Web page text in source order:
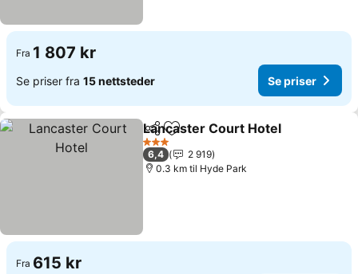
Fra 1 807 kr
Se priser fra 15 nettsteder Se priser
Del Legg til i favoritter
Lancaster Court Hotel
3 Stjerner
6,4
2 919
0.3 km til Hyde Park
Fra 615 kr